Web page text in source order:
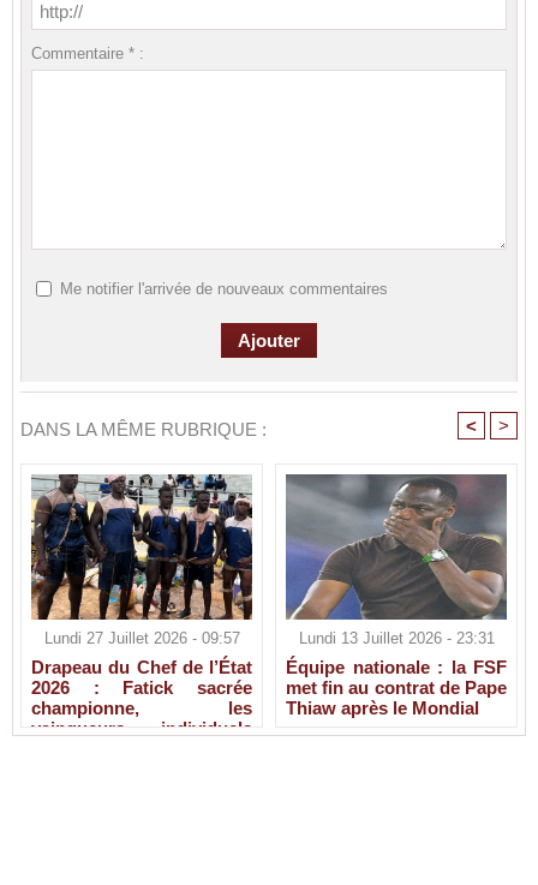
Commentaire * :
Me notifier l'arrivée de nouveaux commentaires
DANS LA MÊME RUBRIQUE : < >
Lundi 27 Juillet 2026 - 09:57
Drapeau du Chef de l’État
2026 : Fatick sacrée
championne, les
vainqueurs individuels
Lundi 13 Juillet 2026 - 23:31
Équipe nationale : la FSF
met fin au contrat de Pape
Thiaw après le Mondial